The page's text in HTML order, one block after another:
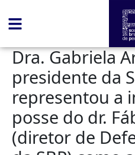
Dra. Gabriela
presidente da
representou a
posse do dr.
(diretor de